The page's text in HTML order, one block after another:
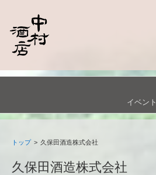
イベント
トップ > 久保田酒造株式会社
久保田酒造株式会社